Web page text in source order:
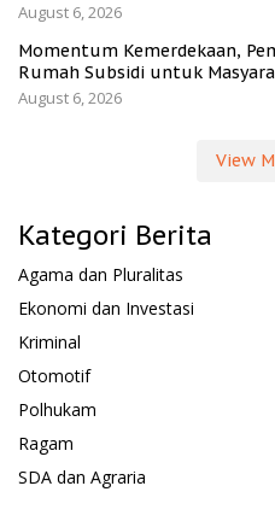
August 6, 2026
Momentum Kemerdekaan,
Rumah Subsidi untuk
August 6, 2026
View
Kategori Berita
Agama dan Pluralitas
Ekonomi dan Investasi
Kriminal
Otomotif
Polhukam
Ragam
SDA dan Agraria